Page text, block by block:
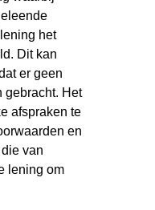
het
Dit kan
er geen
gebracht. Het
afspraken te
en
van
lening om